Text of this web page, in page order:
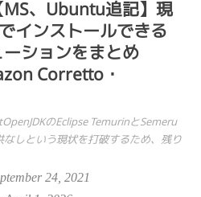
MS、Ubuntu追記】現
インストールできる
ーションをまとめ
Corretto・
のEclipse TemurinとSemeru
しという現状を打破するため、残り
24, 2021